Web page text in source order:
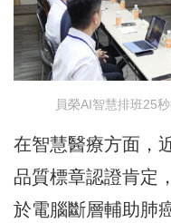
員榮AI智慧排班25
在智慧醫療方面，
品質標章認證肯定
於電腦斷層輔助肺